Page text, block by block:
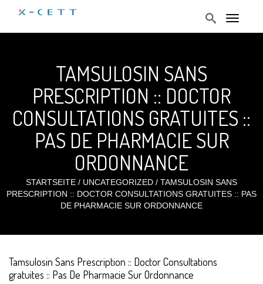
T
g
a
TAMSULOSIN SANS
PRESCRIPTION :: DOCTOR
CONSULTATIONS GRATUITES ::
PAS DE PHARMACIE SUR
ORDONNANCE
STARTSEITE / UNCATEGORIZED / TAMSULOSIN SANS
PRESCRIPTION :: DOCTOR CONSULTATIONS GRATUITES :: PAS
DE PHARMACIE SUR ORDONNANCE
Tamsulosin Sans Prescription :: Doctor Consultations
gratuites :: Pas De Pharmacie Sur Ordonnance